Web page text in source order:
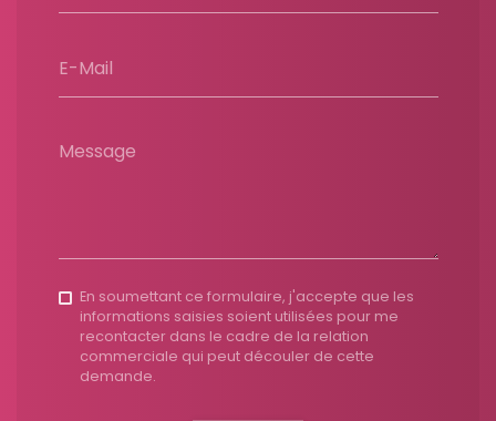
E-Mail
Message
En soumettant ce formulaire, j'accepte que les
informations saisies soient utilisées pour me
recontacter dans le cadre de la relation
commerciale qui peut découler de cette
demande.